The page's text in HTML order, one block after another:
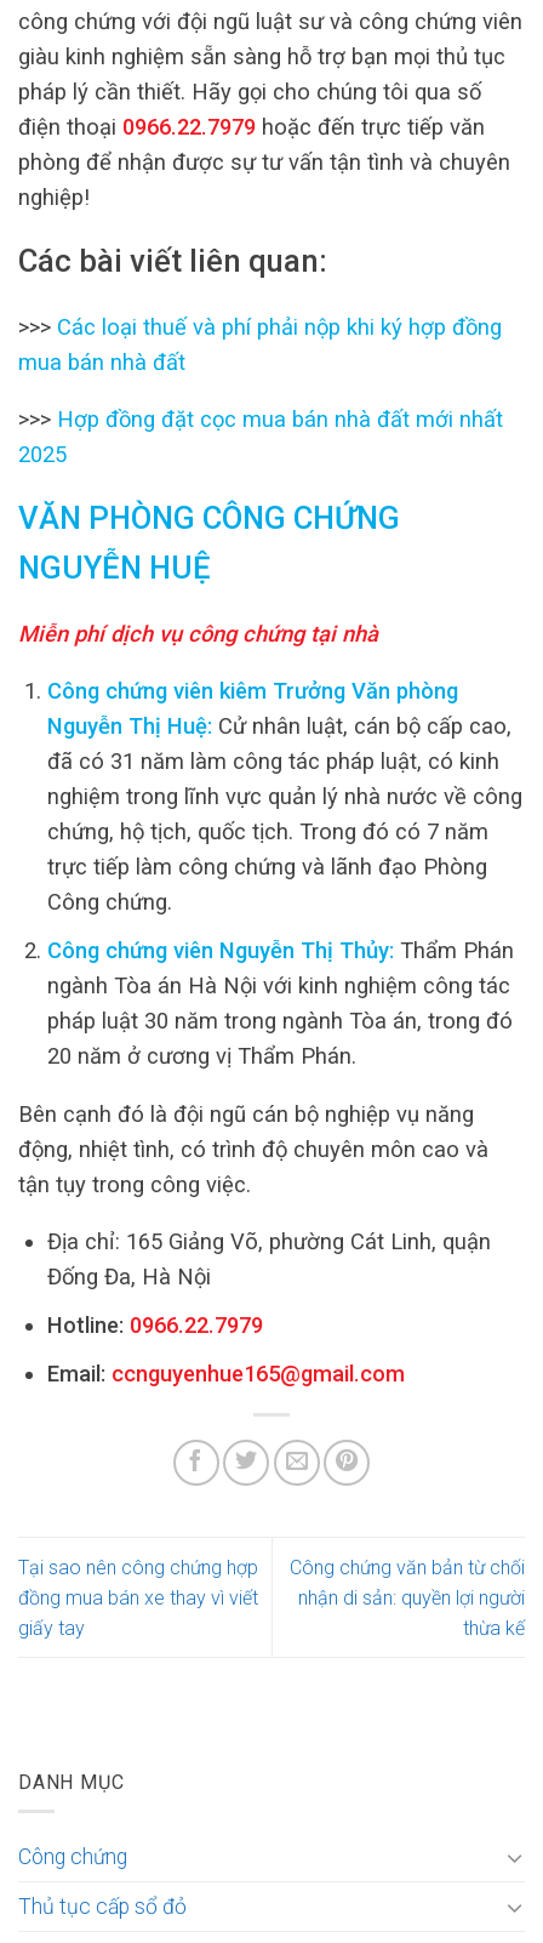
công chứng với đội ngũ luật sư và công chứng viên
giàu kinh nghiệm sẵn sàng hỗ trợ bạn mọi thủ tục
pháp lý cần thiết. Hãy gọi cho chúng tôi qua số
điện thoại 0966.22.7979 hoặc đến trực tiếp văn
phòng để nhận được sự tư vấn tận tình và chuyên
nghiệp!
Các bài viết liên quan:
>>> Các loại thuế và phí phải nộp khi ký hợp đồng
mua bán nhà đất
>>> Hợp đồng đặt cọc mua bán nhà đất mới nhất
2025
VĂN PHÒNG CÔNG CHỨNG
NGUYỄN HUỆ
Miễn phí dịch vụ công chứng tại nhà
Công chứng viên kiêm Trưởng Văn phòng
Nguyễn Thị Huệ: Cử nhân luật, cán bộ cấp cao,
đã có 31 năm làm công tác pháp luật, có kinh
nghiệm trong lĩnh vực quản lý nhà nước về công
chứng, hộ tịch, quốc tịch. Trong đó có 7 năm
trực tiếp làm công chứng và lãnh đạo Phòng
Công chứng.
Công chứng viên Nguyễn Thị Thủy: Thẩm Phán
ngành Tòa án Hà Nội với kinh nghiệm công tác
pháp luật 30 năm trong ngành Tòa án, trong đó
20 năm ở cương vị Thẩm Phán.
Bên cạnh đó là đội ngũ cán bộ nghiệp vụ năng
động, nhiệt tình, có trình độ chuyên môn cao và
tận tụy trong công việc.
Địa chỉ: 165 Giảng Võ, phường Cát Linh, quận
Đống Đa, Hà Nội
Hotline: 0966.22.7979
Email: ccnguyenhue165@gmail.com
Tại sao nên công chứng hợp
đồng mua bán xe thay vì viết
giấy tay
Công chứng văn bản từ chối
nhận di sản: quyền lợi người
thừa kế
DANH MỤC
Công chứng
Thủ tục cấp sổ đỏ